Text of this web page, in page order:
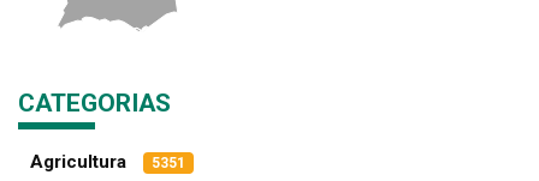
CATEGORIAS
Agricultura 5351